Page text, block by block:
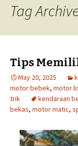
Tag
Tips
May 20, 2025
motor bebek, motor
trik
kendaraan
bekas, motor matic,